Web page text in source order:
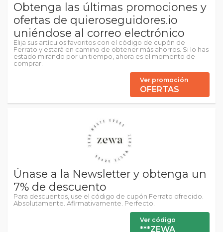
Obtenga las últimas promociones y
ofertas de quieroseguidores.io
uniéndose al correo electrónico
Elija sus artículos favoritos con el código de cupón de
Ferrato y estará en camino de obtener más ahorros. Si lo has
estado mirando por un tiempo, ahora es el momento de
comprar.
Ver promoción
OFERTAS
Únase a la Newsletter y obtenga un
7% de descuento
Para descuentos, use el código de cupón Ferrato ofrecido.
Absolutamente. Afirmativamente. Perfecto.
Ver código
***ZEWA